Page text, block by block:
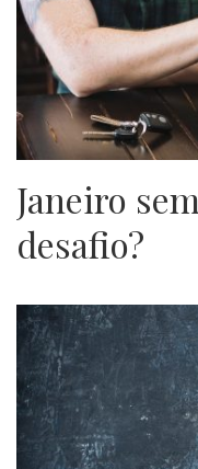
Janeiro
desafio?